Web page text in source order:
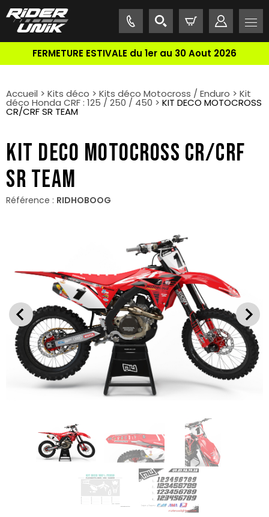
FERMETURE ESTIVALE du 1er au 30 Aout 2026
Accueil > Kits déco > Kits déco Motocross / Enduro > Kit
déco Honda CRF : 125 / 250 / 450 > KIT DECO MOTOCROSS
CR/CRF SR TEAM
KIT DECO MOTOCROSS CR/CRF
SR TEAM
Référence : RIDHOBOOG